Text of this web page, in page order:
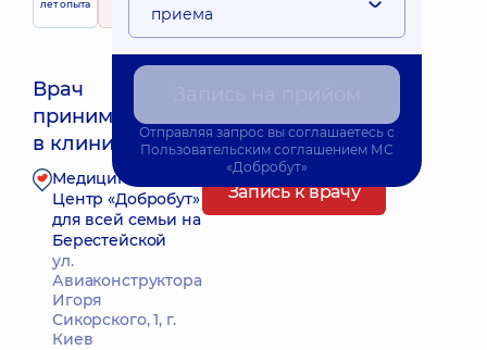
лет опыта
на основе
95 отзывов
Врач
принимает
в клинике
Ближайшее время приема: Сьогодні о 18:00
Медицинский
Центр «Добробут»
для всей семьи на
Берестейской
ул.
Авиаконструктора
Игоря
Сикорского, 1, г.
Киев
Запись к врачу
приема
Отправляя запрос вы соглашаетесь с
Пользовательским соглашением МС
«Добробут»